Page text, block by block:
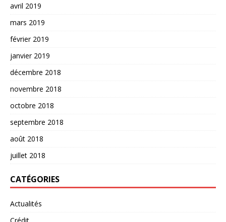
avril 2019
mars 2019
février 2019
janvier 2019
décembre 2018
novembre 2018
octobre 2018
septembre 2018
août 2018
juillet 2018
CATÉGORIES
Actualités